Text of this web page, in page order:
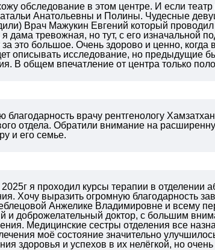
обследование в этом центре. И если театр
Анатольевны и Полины. Чудесные
Врач Мажукин Евгений который
дама тревожная, но тут, с его изначальной
это большое. Очень здорово и ценно,
описывать исследование, но предыдущие
В общем впечатление от центра только
врачу рентгенологу
отдела. Обратили внимание на
и его семье.
2025г я проходил курсы терапии в отделении
Хочу выразить огромную благодарность
Анжелике Владимировне и всему
и доброжелательный доктор, с большим
Медицинские сестры отделения все
моё состояние значительно
здоровья и успехов в их нелёгкой, но